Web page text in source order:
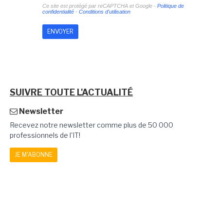
Ce site est protégé par reCAPTCHA et Google - Politique de
confidentialité- Conditions d'utilisation
SUIVRE TOUTE L'ACTUALITÉ
Newsletter
Recevez notre newsletter comme plus de 50 000
professionnels de l'IT!
JE M'ABONNE